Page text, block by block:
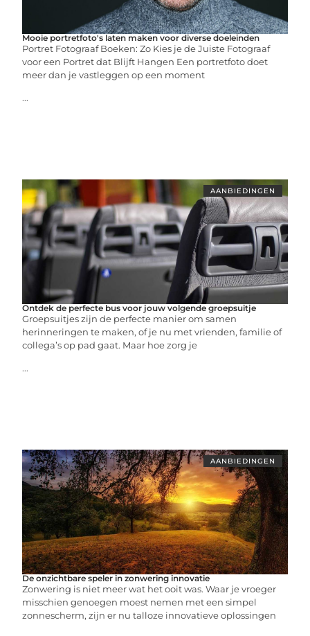
Mooie portretfoto's laten maken voor diverse doeleinden
Portret Fotograaf Boeken: Zo Kies je de Juiste Fotograaf
voor een Portret dat Blijft Hangen Een portretfoto doet
meer dan je vastleggen op een moment
...
AANBIEDINGEN
Ontdek de perfecte bus voor jouw volgende groepsuitje
Groepsuitjes zijn de perfecte manier om samen
herinneringen te maken, of je nu met vrienden, familie of
collega’s op pad gaat. Maar hoe zorg je
...
AANBIEDINGEN
De onzichtbare speler in zonwering innovatie
Zonwering is niet meer wat het ooit was. Waar je vroeger
misschien genoegen moest nemen met een simpel
zonnescherm, zijn er nu talloze innovatieve oplossingen